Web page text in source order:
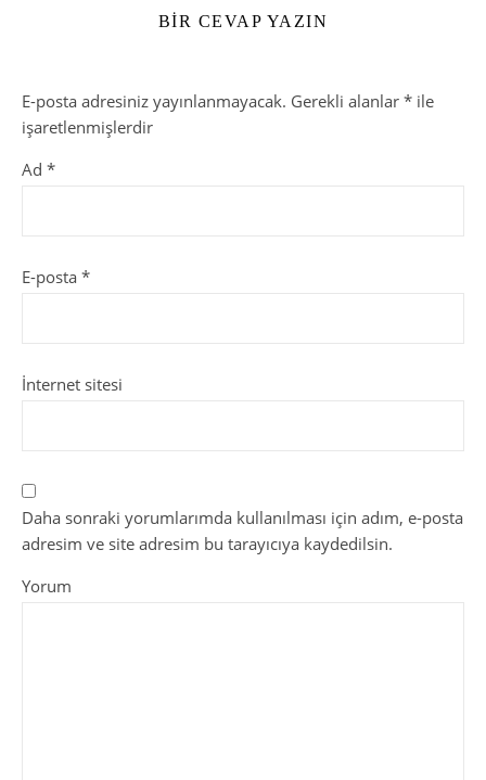
BIR CEVAP YAZIN
E-posta adresiniz yayınlanmayacak. Gerekli alanlar * ile
işaretlenmişlerdir
Ad *
E-posta *
İnternet sitesi
Daha sonraki yorumlarımda kullanılması için adım, e-posta
adresim ve site adresim bu tarayıcıya kaydedilsin.
Yorum